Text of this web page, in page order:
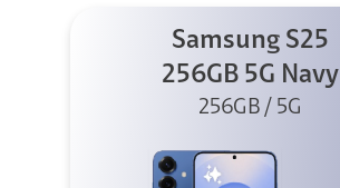
Samsung S25
256GB 5G Navy
256GB / 5G